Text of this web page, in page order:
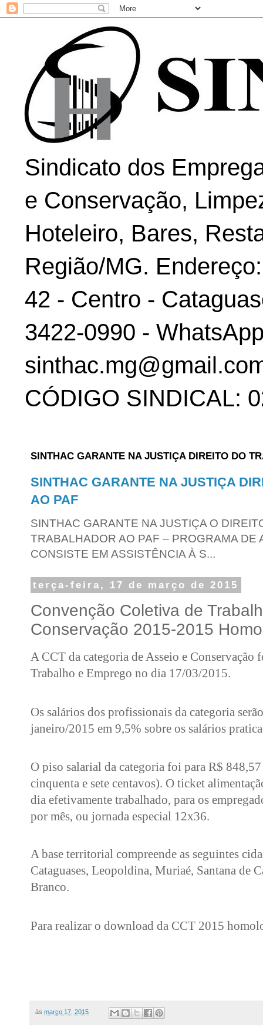
Sindicato dos
e Conservação,
Hoteleiro, Bares,
Região/MG.
42 - Centro -
3422-0990 -
CÓDIGO SINDICAL:
SINTHAC GARANTE NA JUSTIÇA DIREITO DO
SINTHAC GARANTE NA JUSTIÇA
AO PAF
SINTHAC GARANTE NA JUSTIÇA O
TRABALHADOR AO PAF – PROGRAMA DE
CONSISTE EM ASSISTÊNCIA À S...
terça-feira, 17 de março de 2015
Convenção Coletiva de
Conservação 2015-2015
A CCT da categoria de Asseio e
Trabalho e Emprego no dia 17/03/2015.
Os salários dos profissionais da categoria
janeiro/2015 em 9,5% sobre os salários
O piso salarial da categoria foi para R$
cinquenta e sete centavos). O ticket
dia efetivamente trabalhado, para os
por mês, ou jornada especial 12x36.
A base territorial compreende as seguintes
Cataguases, Leopoldina, Muriaé, Santana de
Branco.
Para realizar o download da CCT 2015
às março 17, 2015